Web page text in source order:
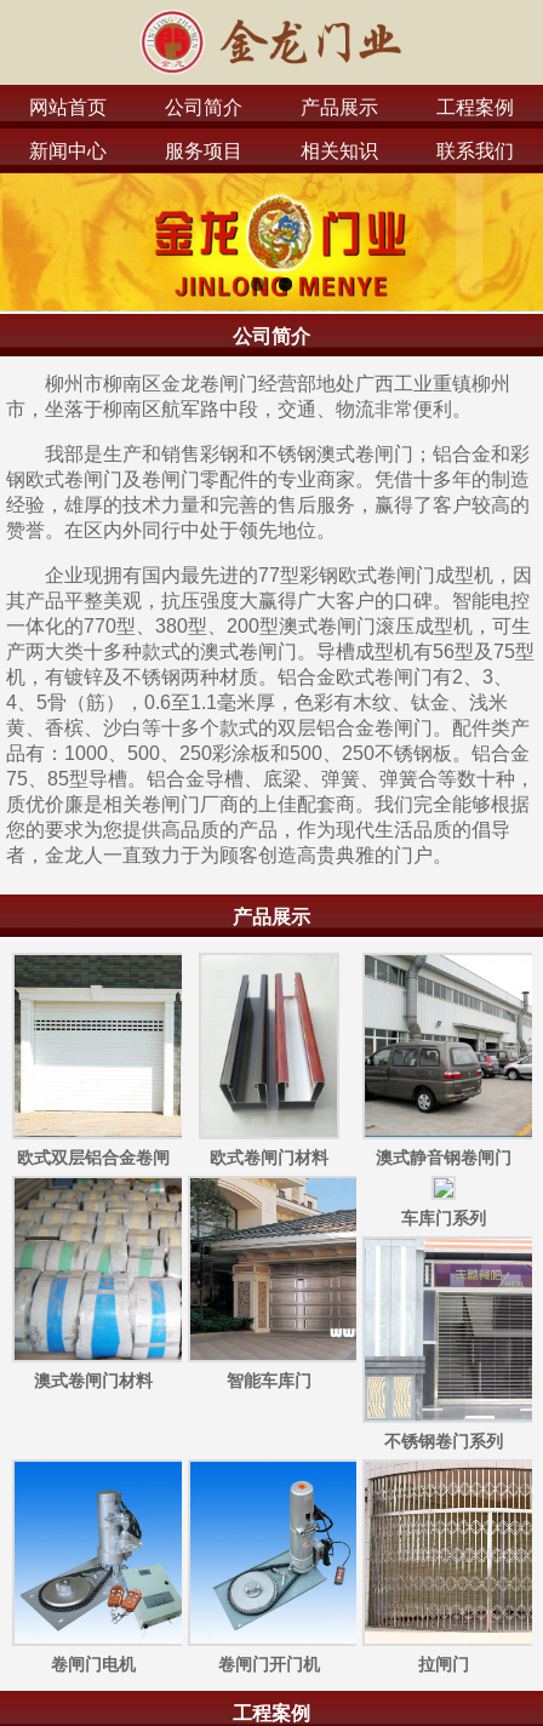
网站首页 公司简介 产品展示 工程案例
新闻中心 服务项目 相关知识 联系我们
公司简介
柳州市柳南区金龙卷闸门经营部地处广西工业重镇柳州
市，坐落于柳南区航军路中段，交通、物流非常便利。
我部是生产和销售彩钢和不锈钢澳式卷闸门；铝合金和彩
钢欧式卷闸门及卷闸门零配件的专业商家。凭借十多年的制造
经验，雄厚的技术力量和完善的售后服务，赢得了客户较高的
赞誉。在区内外同行中处于领先地位。
企业现拥有国内最先进的77型彩钢欧式卷闸门成型机，因
其产品平整美观，抗压强度大赢得广大客户的口碑。智能电控
一体化的770型、380型、200型澳式卷闸门滚压成型机，可生
产两大类十多种款式的澳式卷闸门。导槽成型机有56型及75型
机，有镀锌及不锈钢两种材质。铝合金欧式卷闸门有2、3、
4、5骨（筋），0.6至1.1毫米厚，色彩有木纹、钛金、浅米
黄、香槟、沙白等十多个款式的双层铝合金卷闸门。配件类产
品有：1000、500、250彩涂板和500、250不锈钢板。铝合金
75、85型导槽。铝合金导槽、底梁、弹簧、弹簧合等数十种，
质优价廉是相关卷闸门厂商的上佳配套商。我们完全能够根据
您的要求为您提供高品质的产品，作为现代生活品质的倡导
者，金龙人一直致力于为顾客创造高贵典雅的门户。
产品展示
欧式双层铝合金卷闸
门/欧式彩钢双层卷闸
门
欧式卷闸门材料 澳式静音钢卷闸门
澳式卷闸门材料 智能车库门
车库门系列
不锈钢卷门系列
卷闸门电机 卷闸门开门机 拉闸门
工程案例